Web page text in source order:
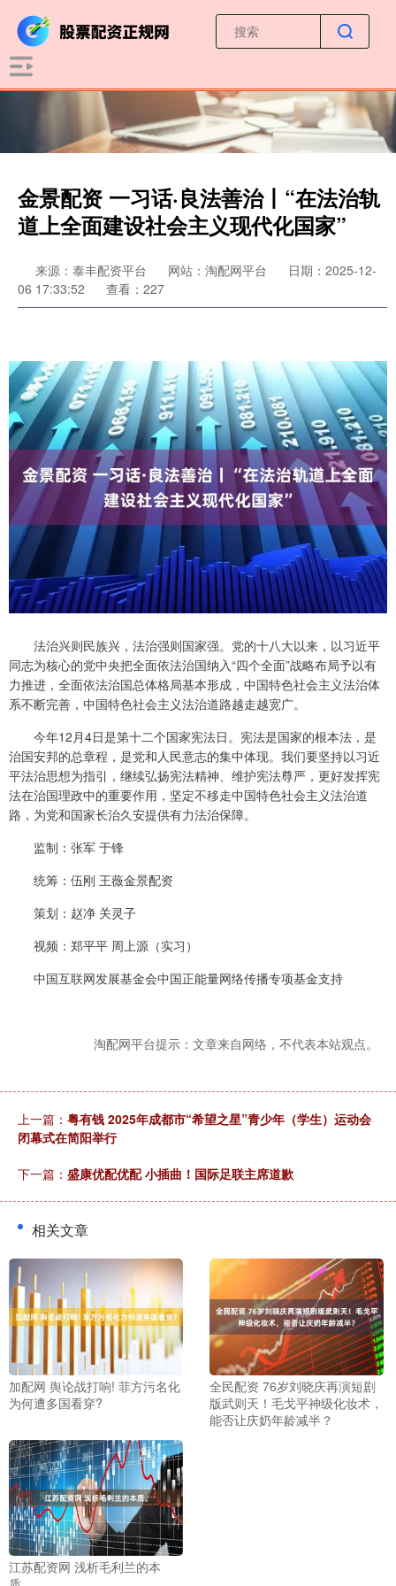
金景配资 一习话·良法善治丨“在法治轨
道上全面建设社会主义现代化国家”
来源：泰丰配资平台 网站：淘配网平台
日期：2025-12-
06 17:33:52
查看：227
法治兴则民族兴，法治强则国家强。党的十八大以来，以习近平
同志为核心的党中央把全面依法治国纳入“四个全面”战略布局予以有
力推进，全面依法治国总体格局基本形成，中国特色社会主义法治体
系不断完善，中国特色社会主义法治道路越走越宽广。
今年12月4日是第十二个国家宪法日。宪法是国家的根本法，是
治国安邦的总章程，是党和人民意志的集中体现。我们要坚持以习近
平法治思想为指引，继续弘扬宪法精神、维护宪法尊严，更好发挥宪
法在治国理政中的重要作用，坚定不移走中国特色社会主义法治道
路，为党和国家长治久安提供有力法治保障。
监制：张军 于锋
统筹：伍刚 王薇金景配资
策划：赵净 关灵子
视频：郑平平 周上源（实习）
中国互联网发展基金会中国正能量网络传播专项基金支持
淘配网平台提示：文章来自网络，不代表本站观点。
上一篇： 粤有钱 2025年成都市“希望之星”青少年（学生）运动会
闭幕式在简阳举行
下一篇： 盛康优配优配 小插曲！国际足联主席道歉
相关文章
加配网 舆论战打响! 菲方污名化
为何遭多国看穿?
全民配资 76岁刘晓庆再演短剧
版武则天！毛戈平神级化妆术，
能否让庆奶年龄减半？
江苏配资网 浅析毛利兰的本